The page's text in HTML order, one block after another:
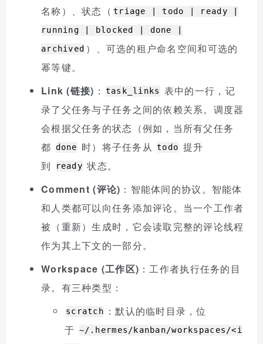
名称）、状态（ triage | todo | ready |
running | blocked | done |
archived ）、可选的租户命名空间和可选的
幂等键。
Link (链接) ： task_links
表中的一行，记
录了父任务与子任务之间的依赖关系。调度器
会根据父任务的状态（例如，当所有父任务
都 done 时）将子任务从 todo 提升
到
ready 状态。
Comment (评论) ：智能体间的协议。智能体
和人类都可以向任务添加评论。当一个工作者
被（重新）生成时，它会读取完整的评论线程
作为其上下文的一部分。
Workspace (工作区) ：工作者执行任务的目
录。有三种类型：
scratch
：默认的临时目录，位
于 ~/.hermes/kanban/workspaces/<i